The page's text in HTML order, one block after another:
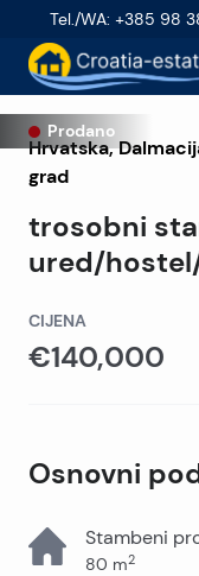
Tel./WA: +385 98
Prodano
Hrvatska,
grad
trosobni
ured/
CIJENA
€140,000
Osnovni
Stambeni
80 m2